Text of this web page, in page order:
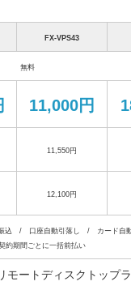
FX-VPS43
無料
11,000円
11,550円
12,100円
込 / 口座自動引落し / カード自
約期間ごとに一括前払い
ートディスクトップ